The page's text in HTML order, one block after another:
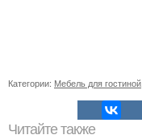
Категории: Мебель для гостиной
Читайте также